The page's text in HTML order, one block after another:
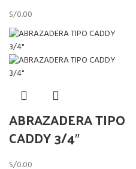
S/0.00
ABRAZADERA TIPO
CADDY 3/4″
S/0.00